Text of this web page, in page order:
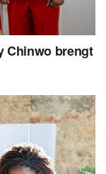
Chinwo brengt